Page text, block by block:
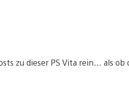
zu dieser PS Vita rein… als ob